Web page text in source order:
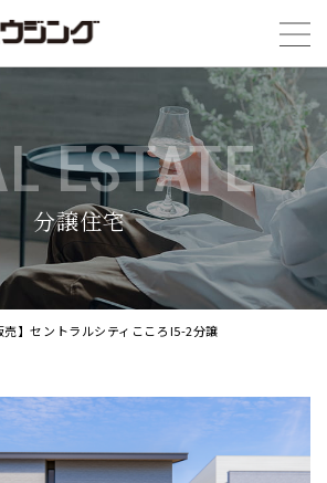
ESTATE
分譲住宅
売】セントラルシティこころI5-2分譲